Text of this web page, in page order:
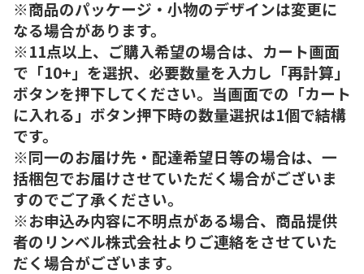
※商品のパッケージ・小物のデザインは変更に
なる場合があります。
※11点以上、ご購入希望の場合は、カート画面
で「10+」を選択、必要数量を入力し「再計算」
ボタンを押下してください。当画面での「カート
に入れる」ボタン押下時の数量選択は1個で結構
です。
※同一のお届け先・配達希望日等の場合は、一
括梱包でお届けさせていただく場合がございま
すのでご了承ください。
※お申込み内容に不明点がある場合、商品提供
者のリンベル株式会社よりご連絡をさせていた
だく場合がございます。